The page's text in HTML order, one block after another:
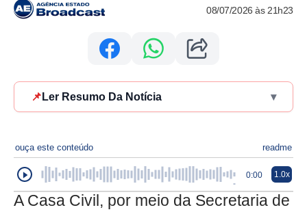
08/07/2026 às 21h23
📌 Ler Resumo Da Notícia ▾
ouça este conteúdo readme
0:00 1.0x
A Casa Civil, por meio da Secretaria de